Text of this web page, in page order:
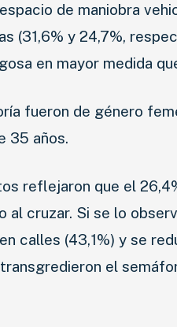
NOVEDADES
LANZAMIENTOS
INDUSTRIAS
MOTOS
CAMIONES
de maniobra
(31,6% y 24,7%,
en mayor medida
fueron de género
35 años.
reflejaron que el
cruzar. Si se lo
(43,1%) y se
el